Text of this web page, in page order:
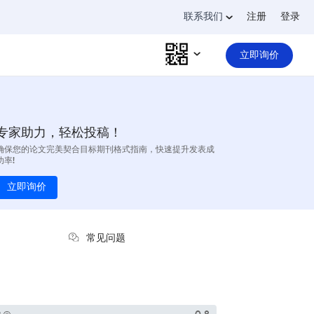
联系我们 注册 登录
立即询价
家助力，轻松投稿！
保您的论文完美契合目标期刊格式指南，快速提升发表成
率!
立即询价
常见问题